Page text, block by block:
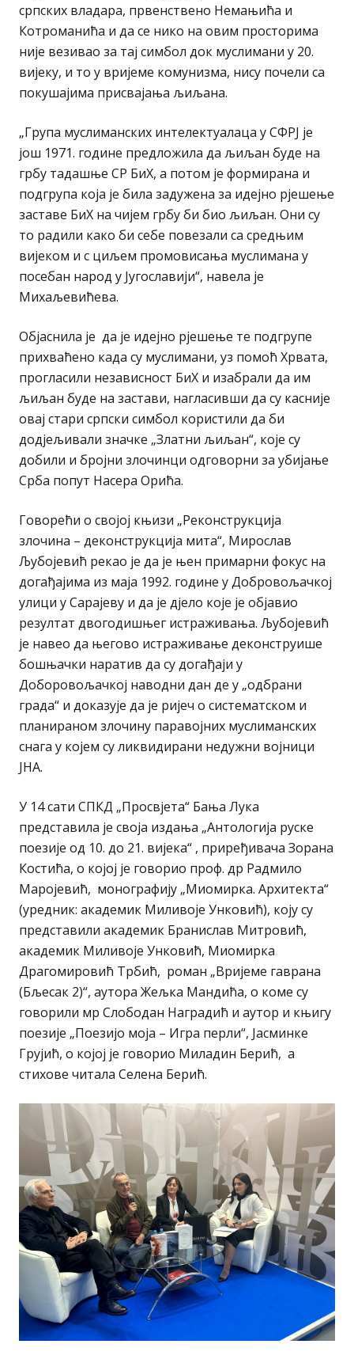
српских владара, првенствено Немањића и
Котроманића и да се нико на овим просторима
није везивао за тај симбол док муслимани у 20.
вијеку, и то у вријеме комунизма, нису почели са
покушајима присвајања љиљана.
„Група муслиманских интелектуалаца у СФРЈ је
још 1971. године предложила да љиљан буде на
грбу тадашње СР БиХ, а потом је формирана и
подгрупа која је била задужена за идејно рјешење
заставе БиХ на чијем грбу би био љиљан. Они су
то радили како би себе повезали са средњим
вијеком и с циљем промовисања муслимана у
посебан народ у Југославији“, навела је
Михаљевићева.
Објаснила је да је идејно рјешење те подгрупе
прихваћено када су муслимани, уз помоћ Хрвата,
прогласили независност БиХ и изабрали да им
љиљан буде на застави, нагласивши да су касније
овај стари српски симбол користили да би
додјељивали значке „Златни љиљан“, које су
добили и бројни злочинци одговорни за убијање
Срба попут Насера Орића.
Говорећи о својој књизи „Реконструкција
злочина – деконструкција мита“, Мирослав
Љубојевић рекао је да је њен примарни фокус на
догађајима из маја 1992. године у Добровољачкој
улици у Сарајеву и да је дјело које је објавио
резултат двогодишњег истраживања. Љубојевић
је навео да његово истраживање деконструише
бошњачки наратив да су догађаји у
Доборовољачкој наводни дан де у „одбрани
града“ и доказује да је ријеч о систематском и
планираном злочину паравојних муслиманских
снага у којем су ликвидирани недужни војници
ЈНА.
У 14 сати СПКД „Просвјета“ Бања Лука
представила је своја издања „Антологија руске
поезије од 10. до 21. вијека“ , приређивача Зорана
Костића, о којој је говорио проф. др Радмило
Маројевић, монографију „Миомирка. Архитекта“
(уредник: академик Миливоје Унковић), коју су
представили академик Бранислав Митровић,
академик Миливоје Унковић, Миомирка
Драгомировић Трбић, роман „Вријеме гаврана
(Бљесак 2)“, аутора Жељка Мандића, о коме су
говорили мр Слободан Наградић и аутор и књигу
поезије „Поезијо моја – Игра перли“, Јасминке
Грујић, о којој је говорио Миладин Берић, а
стихове читала Селена Берић.